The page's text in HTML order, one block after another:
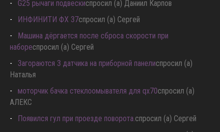
G25 рычаги подвескиспросил (а) Даниил Карпов
ИНФИНИТИ ФХ 37спросил (а) Сергей
Машина дёргается после сброса скорости при
набореспросил (а) Сергей
Загораются 3 датчика на приборной панелиспросил (а)
Наталья
моторчик бачка стеклоомывателя для qx70спросил (а)
АЛЕКС
Появился гул при проезде поворота. спросил (а) Сергей